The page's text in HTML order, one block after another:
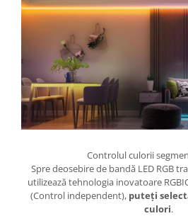
Controlul culorii
Spre deosebire de bandă LED RGB
utilizează tehnologia inovatoare
(Control independent), puteți
culori.